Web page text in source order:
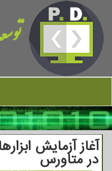
آغاز آزمایش
در متاورس